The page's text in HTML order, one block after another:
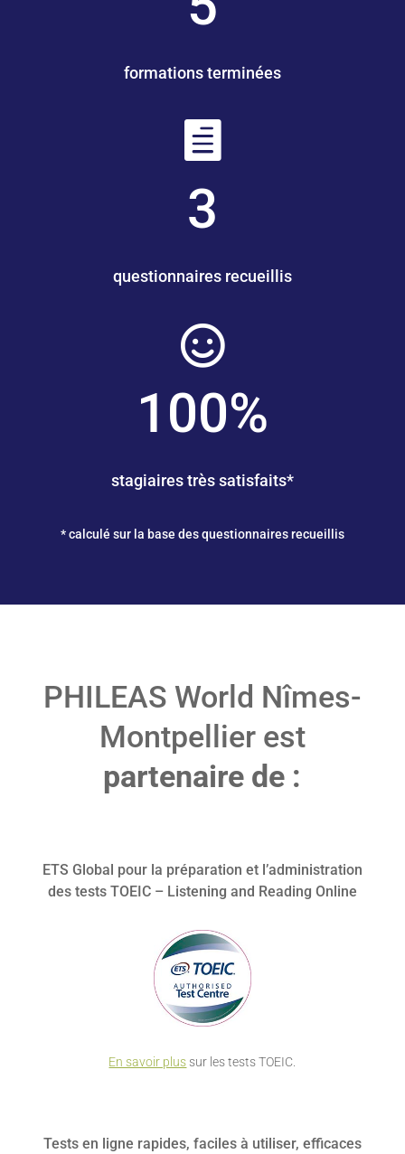
formations terminées

3
questionnaires recueillis

100%
stagiaires très satisfaits*
* calculé sur la base des questionnaires recueillis
PHILEAS World Nîmes-
Montpellier est
partenaire de :
ETS Global pour la préparation et l’administration
des tests TOEIC – Listening and Reading Online
En savoir plus sur les tests TOEIC.
Tests en ligne rapides, faciles à utiliser, efficaces